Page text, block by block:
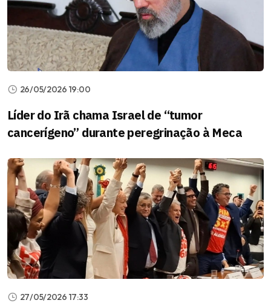
26/05/2026 19:00
Líder do Irã chama Israel de “tumor
cancerígeno” durante peregrinação à Meca
27/05/2026 17:33